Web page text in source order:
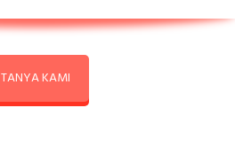
TANYA KAMI